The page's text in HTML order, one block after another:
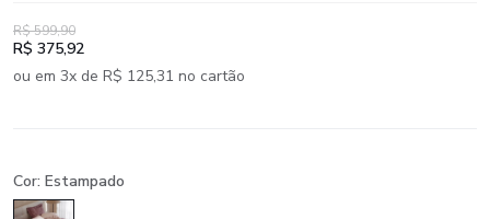
R$ 599,90
R$ 375,92
ou em 3x de R$ 125,31 no cartão
Cor: Estampado